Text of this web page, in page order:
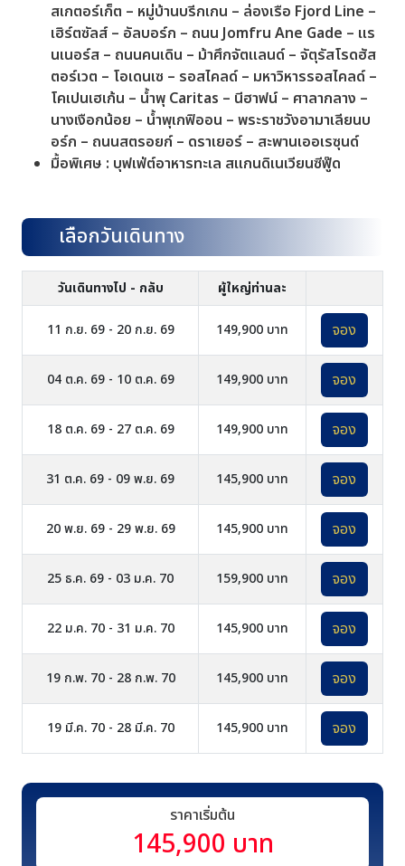
สเกตอร์เก็ต – หมู่บ้านบรีกเกน – ล่องเรือ Fjord Line –
เฮิร์ตซัลส์ – อัลบอร์ก – ถนน Jomfru Ane Gade – แร
นเนอร์ส – ถนนคนเดิน – ม้าศึกจัตแลนด์ – จัตุรัสโรดฮัส
ตอร์เวต – โอเดนเซ – รอสไคลด์ – มหาวิหารรอสไคลด์ –
โคเปนเฮเก้น – น้ำพุ Caritas – นีฮาฟน์ – ศาลากลาง –
นางเงือกน้อย – น้ำพุเกฟิออน – พระราชวังอามาเลียนบ
อร์ก – ถนนสตรอยก์ – ดราเยอร์ – สะพานเออเรซุนด์
มื้อพิเศษ : บุฟเฟ่ต์อาหารทะเล สแกนดิเนเวียนซีฟู๊ด
เลือกวันเดินทาง
วันเดินทางไป - กลับ ผู้ใหญ่ท่านละ
11 ก.ย. 69 - 20 ก.ย. 69 149,900 บาท จอง
04 ต.ค. 69 - 10 ต.ค. 69 149,900 บาท จอง
18 ต.ค. 69 - 27 ต.ค. 69 149,900 บาท จอง
31 ต.ค. 69 - 09 พ.ย. 69 145,900 บาท จอง
20 พ.ย. 69 - 29 พ.ย. 69 145,900 บาท จอง
25 ธ.ค. 69 - 03 ม.ค. 70 159,900 บาท จอง
22 ม.ค. 70 - 31 ม.ค. 70 145,900 บาท จอง
19 ก.พ. 70 - 28 ก.พ. 70 145,900 บาท จอง
19 มี.ค. 70 - 28 มี.ค. 70 145,900 บาท จอง
ราคาเริ่มต้น
145,900 บาท